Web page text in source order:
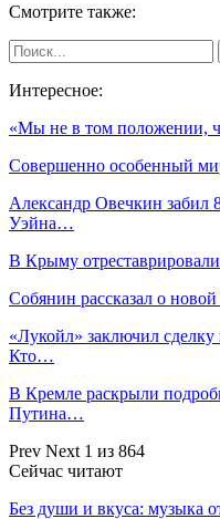
Смотрите также:
Интересное:
«Мы не в том положении,
Совершенно особенный
Александр Овечкин забил
Уэйна…
В Крыму
Собянин рассказал о
«Лукойл» заключил
Кто…
В Кремле раскрыли
Путина…
Prev Next 1 из 864
Сейчас читают
Без души и вкуса: музыка